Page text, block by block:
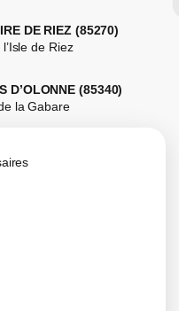
DE RIEZ (85270)
de Riez
D’OLONNE (85340)
la Gabare